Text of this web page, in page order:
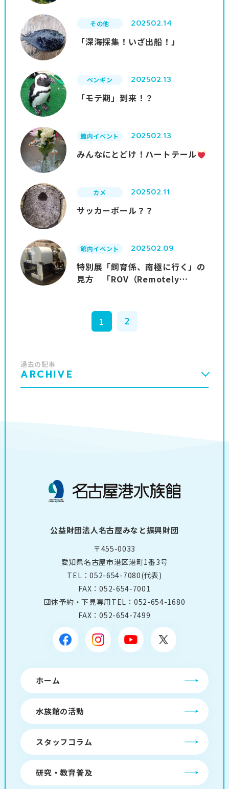
その他 202502.14
「深海採集！いざ出船！」
ペンギン 202502.13
「モテ期」到来！？
館内イベント 202502.13
みんなにとどけ！ハートテール
カメ 202502.11
サッカーボール？？
館内イベント 202502.09
特別展「飼育係、南極に行く」の
見方 「ROV（Remotely
1 2
過去の記事
ARCHIVE
公益財団法人名古屋みなと振興財団
〒455-0033
愛知県名古屋市港区港町1番3号
TEL：052-654-7080(代表)
FAX：052-654-7001
団体予約・下見専用TEL： 052-654-1680
FAX：052-654-7499
ホーム
水族館の活動
スタッフコラム
研究・教育普及